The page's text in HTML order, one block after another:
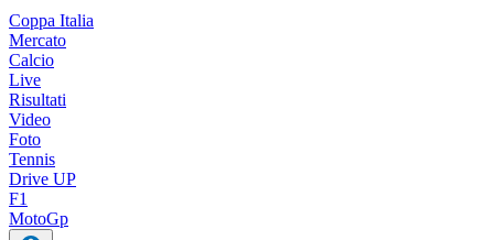
Coppa Italia
Mercato
Calcio
Live
Risultati
Video
Foto
Tennis
Drive UP
F1
MotoGp